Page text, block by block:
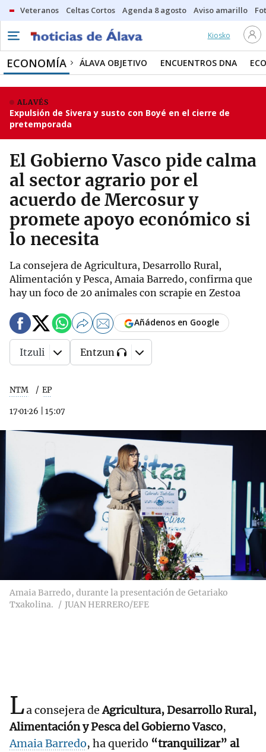
Veteranos Celtas Cortos Agenda 8 agosto Aviso amarillo
Kiosko
ECONOMÍA ÁLAVA OBJETIVO ENCUENTROS DNA
ALAVÉS
Expulsión de Sivera y susto con Boyé en el cierre de
pretemporada
El Gobierno Vasco pide calma
al sector agrario por el
acuerdo de Mercosur y
promete apoyo económico si
lo necesita
La consejera de Agricultura, Desarrollo Rural,
Alimentación y Pesca, Amaia Barredo, confirma que
hay un foco de 20 animales con scrapie en Zestoa
NTM EP
17·01·26 15:07
Añádenos en Google
Itzuli Entzun
Amaia Barredo, durante la presentación de Getariako
Txakolina.
JUAN HERRERO/EFE
La consejera deAgricultura, Desarrollo Rural,
Alimentación y Pesca del Gobierno Vasco,
Amaia Barredo, ha querido “tranquilizar” al